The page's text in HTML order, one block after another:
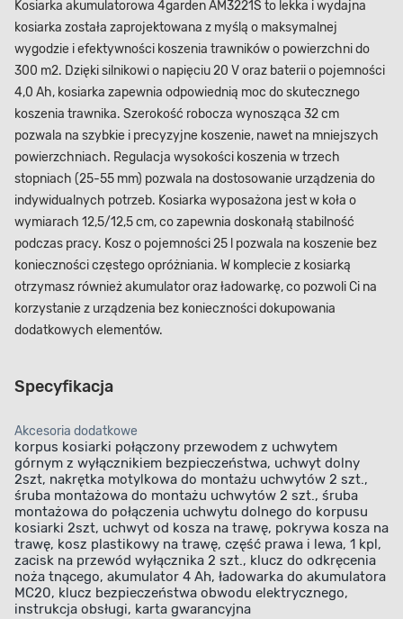
Kosiarka akumulatorowa 4garden AM3221S to lekka i wydajna
kosiarka została zaprojektowana z myślą o maksymalnej
wygodzie i efektywności koszenia trawników o powierzchni do
300 m2. Dzięki silnikowi o napięciu 20 V oraz baterii o pojemności
4,0 Ah, kosiarka zapewnia odpowiednią moc do skutecznego
koszenia trawnika. Szerokość robocza wynosząca 32 cm
pozwala na szybkie i precyzyjne koszenie, nawet na mniejszych
powierzchniach. Regulacja wysokości koszenia w trzech
stopniach (25-55 mm) pozwala na dostosowanie urządzenia do
indywidualnych potrzeb. Kosiarka wyposażona jest w koła o
wymiarach 12,5/12,5 cm, co zapewnia doskonałą stabilność
podczas pracy. Kosz o pojemności 25 l pozwala na koszenie bez
konieczności częstego opróżniania. W komplecie z kosiarką
otrzymasz również akumulator oraz ładowarkę, co pozwoli Ci na
korzystanie z urządzenia bez konieczności dokupowania
dodatkowych elementów.
Specyfikacja
Akcesoria dodatkowe
korpus kosiarki połączony przewodem z uchwytem
górnym z wyłącznikiem bezpieczeństwa, uchwyt dolny
2szt, nakrętka motylkowa do montażu uchwytów 2 szt.,
śruba montażowa do montażu uchwytów 2 szt., śruba
montażowa do połączenia uchwytu dolnego do korpusu
kosiarki 2szt, uchwyt od kosza na trawę, pokrywa kosza na
trawę, kosz plastikowy na trawę, część prawa i lewa, 1 kpl,
zacisk na przewód wyłącznika 2 szt., klucz do odkręcenia
noża tnącego, akumulator 4 Ah, ładowarka do akumulatora
MC20, klucz bezpieczeństwa obwodu elektrycznego,
instrukcja obsługi, karta gwarancyjna